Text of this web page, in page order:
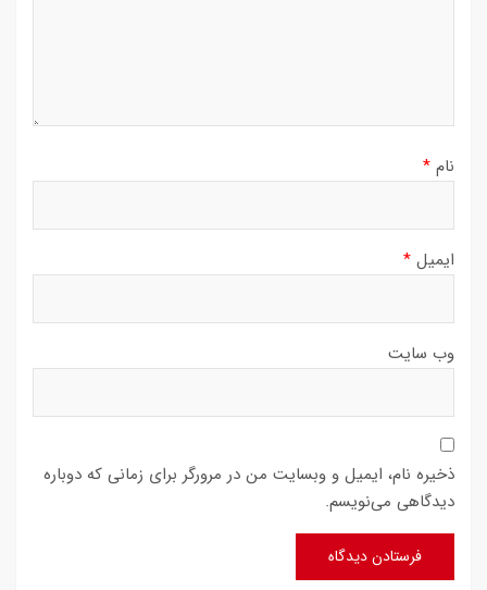
نام *
ایمیل *
وب‌ سایت
ذخیره نام، ایمیل و وبسایت من در مرورگر برای زمانی که دوباره
دیدگاهی می‌نویسم.